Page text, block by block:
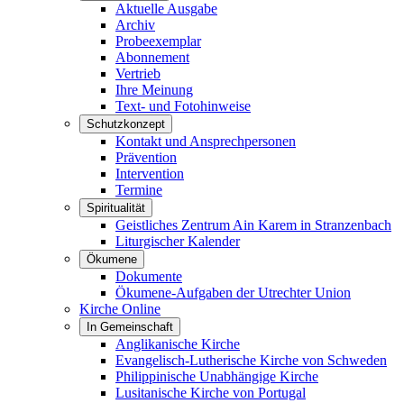
Aktuelle Ausgabe
Archiv
Probeexemplar
Abonnement
Vertrieb
Ihre Meinung
Text- und Fotohinweise
Schutzkonzept
Kontakt und Ansprechpersonen
Prävention
Intervention
Termine
Spiritualität
Geistliches Zentrum Ain Karem in Stranzenbach
Liturgischer Kalender
Ökumene
Dokumente
Ökumene-Aufgaben der Utrechter Union
Kirche Online
In Gemeinschaft
Anglikanische Kirche
Evangelisch-Lutherische Kirche von Schweden
Philippinische Unabhängige Kirche
Lusitanische Kirche von Portugal